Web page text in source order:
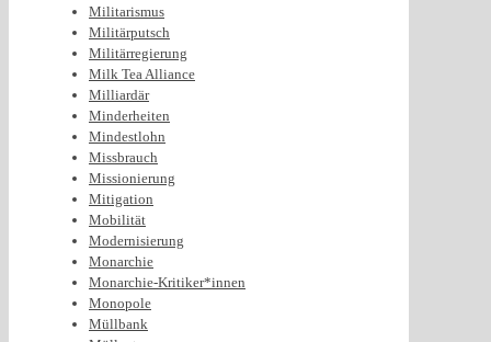
Militarismus
Militärputsch
Militärregierung
Milk Tea Alliance
Milliardär
Minderheiten
Mindestlohn
Missbrauch
Missionierung
Mitigation
Mobilität
Modernisierung
Monarchie
Monarchie-Kritiker*innen
Monopole
Müllbank